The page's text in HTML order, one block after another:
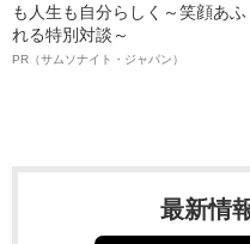
も人生も自分らしく～笑顔あふ
れる特別対談～
PR（サムソナイト・ジャパン）
最新情